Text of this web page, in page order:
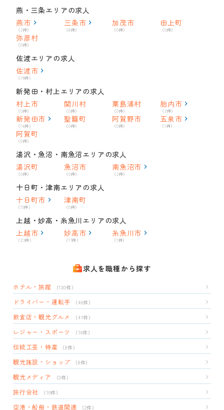
燕・三条エリアの求人
燕市
（2件）
三条市
（6件）
加茂市
（0件）
田上町
（0件）
弥彦村
（0件）
佐渡エリアの求人
佐渡市
（18件）
新発田・村上エリアの求人
村上市
（0件）
関川村
（0件）
粟島浦村
（0件）
胎内市
（2件）
新発田市
（14件）
聖籠町
（0件）
阿賀野市
（0件）
五泉市
（1件）
阿賀町
（0件）
湯沢・魚沼・南魚沼エリアの求人
湯沢町
（0件）
魚沼市
（0件）
南魚沼市
（2件）
十日町・津南エリアの求人
十日町市
（15件）
津南町
（0件）
上越・妙高・糸魚川エリアの求人
上越市
（23件）
妙高市
（17件）
糸魚川市
（1件）
求人を職種から探す
ホテル・旅館 （130件）
ドライバー・運転手 （46件）
飲食店・観光グルメ （41件）
レジャー・スポーツ （16件）
伝統工芸・特産 （8件）
観光施設・ショップ （8件）
観光メディア （3件）
旅行会社 （10件）
空港・船舶・鉄道関連 （2件）